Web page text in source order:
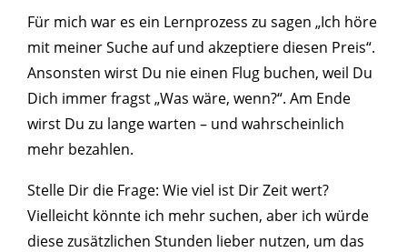
Für mich war es ein Lernprozess zu sagen „Ich höre
mit meiner Suche auf und akzeptiere diesen Preis“.
Ansonsten wirst Du nie einen Flug buchen, weil Du
Dich immer fragst „Was wäre, wenn?“. Am Ende
wirst Du zu lange warten – und wahrscheinlich
mehr bezahlen.
Stelle Dir die Frage: Wie viel ist Dir Zeit wert?
Vielleicht könnte ich mehr suchen, aber ich würde
diese zusätzlichen Stunden lieber nutzen, um das